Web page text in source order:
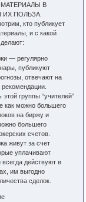
В
ИХ ПОЛЬЗА.
кто публикует
и с какой
— регулярно
публикуют
отвечают на
группы “учителей”
как можно большего
на биржу и
большего
счетов.
живут за счет
уплачивают
действуют в
им выгодно
сделок.